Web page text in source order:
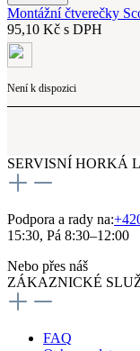
Montážní čtverečky
95,10 Kč s DPH
Není k dispozici
SERVISNÍ HORKÁ
Podpora a rady na:
15:30, Pá 8:30–12:00
Nebo přes náš
ZÁKAZNICKÉ
FAQ